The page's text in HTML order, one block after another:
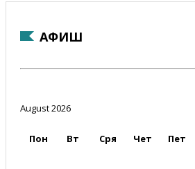
АФИШ
August 2026
Пон Вт Сря Чет Пет